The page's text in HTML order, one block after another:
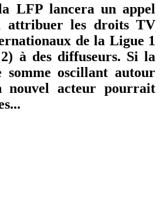
LFP lancera un appel
attribuer les droits TV
de la Ligue 1
à des diffuseurs. Si la
somme oscillant autour
acteur pourrait